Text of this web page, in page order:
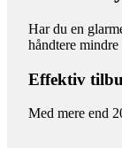
Har du en
håndtere
Effektiv
Med mere end